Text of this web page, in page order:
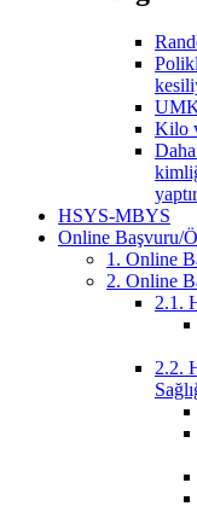
Kilo
HSYS-MBYS
Online Başvuru/
1. Online
2. Online
2.1.
2.2.